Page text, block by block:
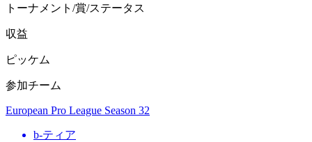
トーナメント/賞/ステータス
収益
ピッケム
参加チーム
European Pro League Season 32
b-ティア